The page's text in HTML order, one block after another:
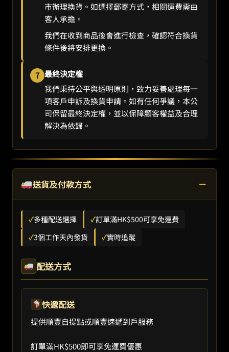
市辦理換貨。如選擇郵寄方式，相關運費需由
客人承擔。
我們在收到商品後會進行檢查，確認符合換貨
條件後將安排更換。
7 最終決定權
我們秉持公平與透明原則，致力妥善處理每一
項客戶申訴及換貨申請。如有任何爭議，本公
司保留最終決定權，並以保障顧客權益及合理
解決為依歸。
送貨及付款方式 −
✓多種配送選擇 ✓訂單滿HK$500可享免運費
✓3個工作天內發貨 ✓實時追蹤
配送方式
快遞配送
提供順豐自提點或順豐速遞到戶服務
訂單滿HK$500即可享免運費優惠